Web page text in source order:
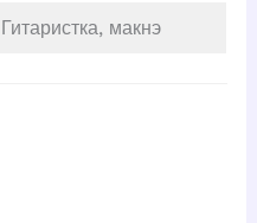
Гитаристка, макнэ